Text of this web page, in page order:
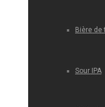
Bière de
Sour IPA